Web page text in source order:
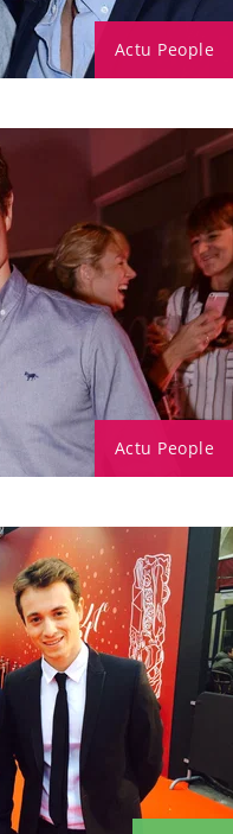
Actu People
Actu People